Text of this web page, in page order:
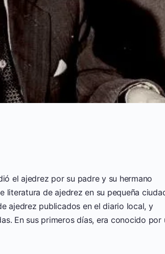
el ajedrez por su padre y su hermano
literatura de ajedrez en su pequeña
ajedrez publicados en el diario local, y
En sus primeros días, era conocido por